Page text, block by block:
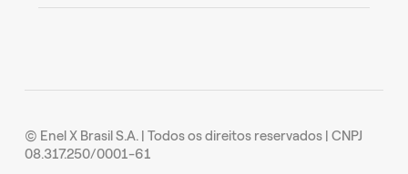
© Enel X Brasil S.A. | Todos os direitos reservados | CNPJ
08.317.250/0001-61